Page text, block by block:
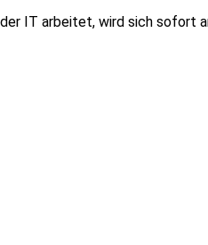
IT arbeitet, wird sich sofort